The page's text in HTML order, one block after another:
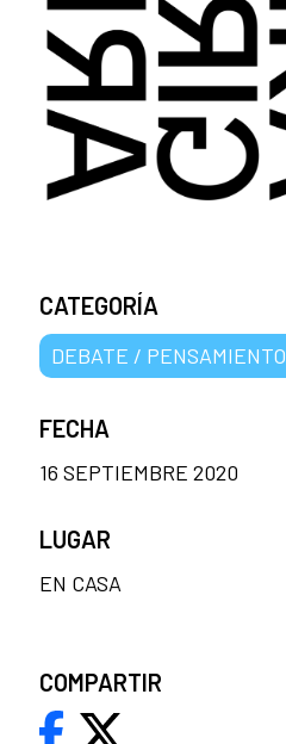
CATEGORÍA
DEBATE / PENSAMIENTO
FECHA
16 SEPTIEMBRE 2020
LUGAR
EN CASA
COMPARTIR